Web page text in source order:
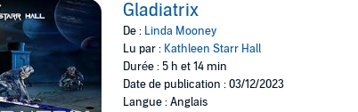
Gladiatrix
De : Linda Mooney
Lu par : Kathleen Starr Hall
Durée : 5 h et 14 min
Date de publication : 03/12/2023
Langue : Anglais